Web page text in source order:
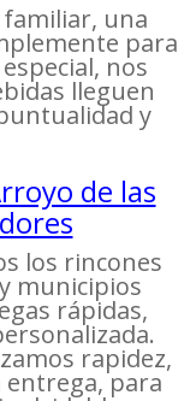
una
para
nos
lleguen
y
de las
los rincones
municipios
rápidas,
rapidez,
entrega, para